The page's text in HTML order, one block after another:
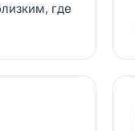
где